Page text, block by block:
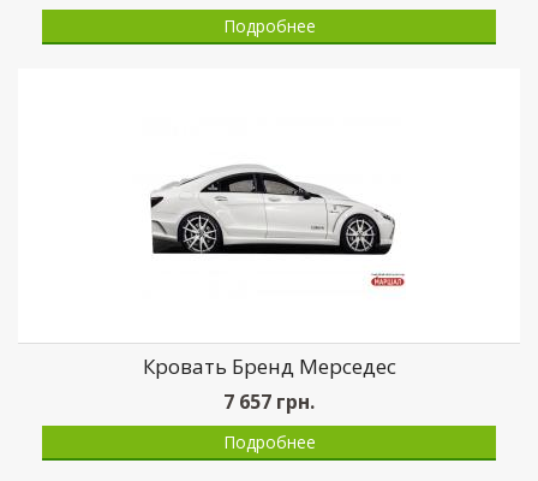
Подробнее
Кровать Бренд Мерседес
7 657 грн.
Подробнее